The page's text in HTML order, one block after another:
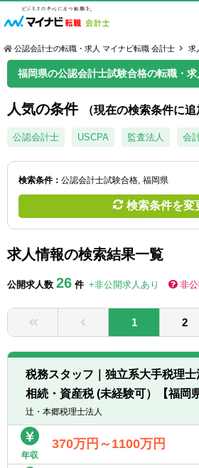
公認会計士の
監査法人の求
USCPA（米
転職お役立ち
ご利用ガイド
公認会計士の転職・求人 マイナビ転職 会計士 求
福岡県の公認会計士試験合格の転職・求
人気の条件 （現在の検索条件に追
公認会計士 USCPA 監査法人 会
検索条件： 公認会計士試験合格 福岡県
検索条件を変
求人情報の検索結果一覧
公開求人数 26 件 +非公開求人あり 非
1 2
税務スタッフ｜独立系大手税理
相続・資産税 (未経験可）【福岡
辻・本郷税理士法人
年収
370万円～1100万円